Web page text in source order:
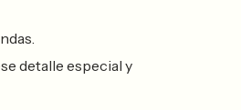
detalle especial y